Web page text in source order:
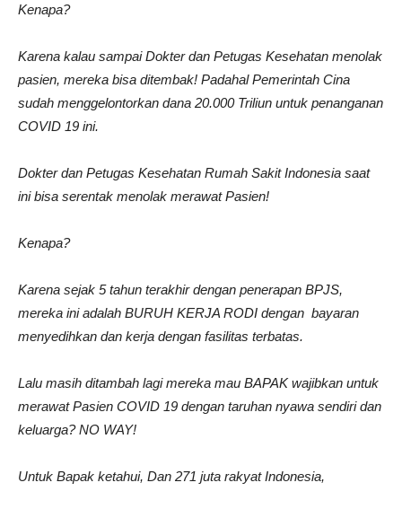
Kenapa?
Karena kalau sampai Dokter dan Petugas Kesehatan menolak
pasien, mereka bisa ditembak! Padahal Pemerintah Cina
sudah menggelontorkan dana 20.000 Triliun untuk penanganan
COVID 19 ini.
Dokter dan Petugas Kesehatan Rumah Sakit Indonesia saat
ini bisa serentak menolak merawat Pasien!
Kenapa?
Karena sejak 5 tahun terakhir dengan penerapan BPJS,
mereka ini adalah BURUH KERJA RODI dengan bayaran
menyedihkan dan kerja dengan fasilitas terbatas.
Lalu masih ditambah lagi mereka mau BAPAK wajibkan untuk
merawat Pasien COVID 19 dengan taruhan nyawa sendiri dan
keluarga? NO WAY!
Untuk Bapak ketahui, Dan 271 juta rakyat Indonesia,